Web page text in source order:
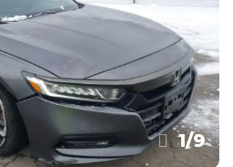
1/9